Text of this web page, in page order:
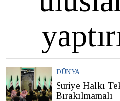
DÜNYA
Suriye Halkı
Bırakılmamalı